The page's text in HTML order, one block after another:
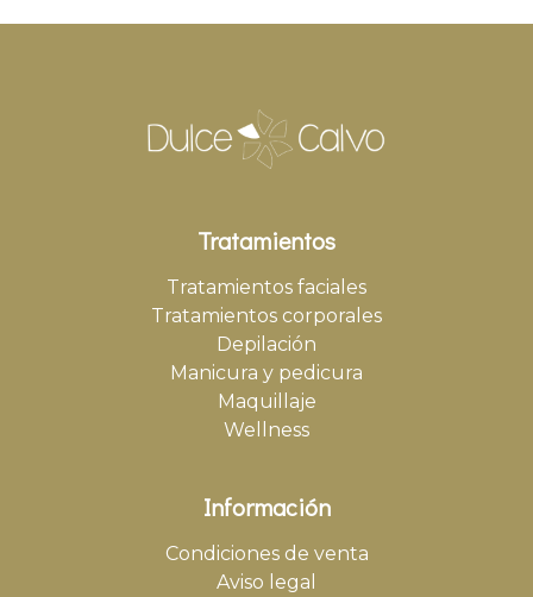
Tratamientos
Tratamientos faciales
Tratamientos corporales
Depilación
Manicura y pedicura
Maquillaje
Wellness
Información
Condiciones de venta
Aviso legal